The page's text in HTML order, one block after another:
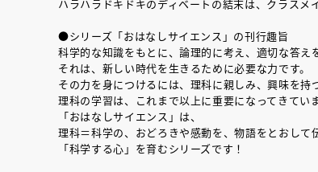
ハラハラドキドキのディベートの結末は、クラスメ
●シリーズ「おはなしサイエンス」の刊行趣旨
科学的な知識をもとに、論理的に考え、適切な答え
それは、新しい時代を生きるために必要な力です。
その力を身につけるには、理科に親しみ、興味を持
理科の学習は、これまで以上に重要になってきていま
「おはなしサイエンス」は、
理科＝科学の、おどろきや感動を、物語をとおして
「科学する心」を育むシリーズです！